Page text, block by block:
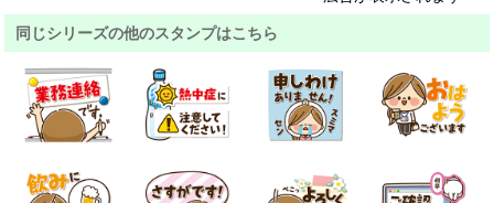
同じシリーズの他のスタンプはこちら